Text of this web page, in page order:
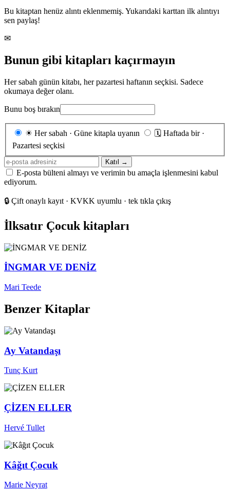
Bu kitaptan henüz alıntı eklenmemiş. Yukarıdaki karttan ilk alıntıyı
sen paylaş!
✉
Bunun gibi kitapları kaçırmayın
Her sabah günün kitabı, her pazartesi haftanın seçkisi. Sadece
okumaya değer olanı.
Bunu boş bırakın
Gönderim
☀ Her sabah · Güne kitapla uyanın 🗓 Haftada bir ·
Pazartesi seçkisi
E-
posta
adresiniz
Katıl →
E-posta bülteni almayı ve verimin bu amaçla işlenmesini kabul
ediyorum.
🔒 Çift onaylı kayıt · KVKK uyumlu · tek tıkla çıkış
İlksatır Çocuk kitapları
İNGMAR VE DENİZ
Mari Teede
Benzer Kitaplar
Ay Vatandaşı
Tunç Kurt
ÇİZEN ELLER
Hervé Tullet
Kâğıt Çocuk
Marie Neyrat